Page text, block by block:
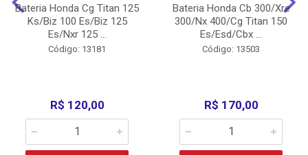
Bateria Honda Cg Titan 125
Ks/Biz 100 Es/Biz 125
Es/Nxr 125 ...
Código: 13181
R$ 120,00
Bateria Honda Cb 300/Xre
300/Nx 400/Cg Titan 150
Es/Esd/Cbx ...
Código: 13503
R$ 170,00